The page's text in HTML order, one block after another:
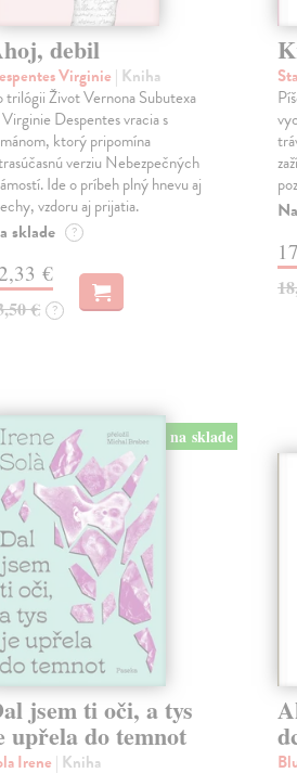
debil
Virginie | Kniha
trilógii Život Vernona Subutexa
Virginie Despentes vracia s
ktorý pripomína
verziu Nebezpečných
Ide o príbeh plný hnevu aj
vzdoru aj prijatia.
sklade ?
€
€ ?
na sklade
jsem ti oči, a tys
upřela do temnot
Irene | Kniha